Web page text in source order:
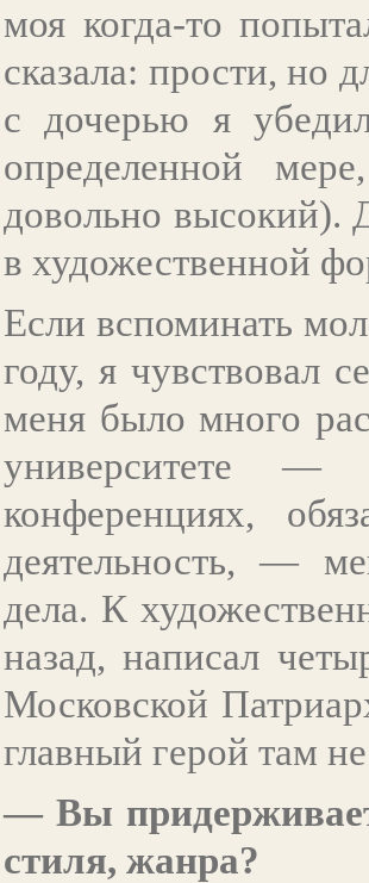
моя когда-то
сказала: прости, но
с дочерью я
определенной
довольно высокий).
в художественной
Если вспоминать
году, я чувствовал
меня было много
университете —
конференциях,
деятельность, —
дела. К
назад, написал
Московской
главный герой там
— Вы
стиля, жанра?